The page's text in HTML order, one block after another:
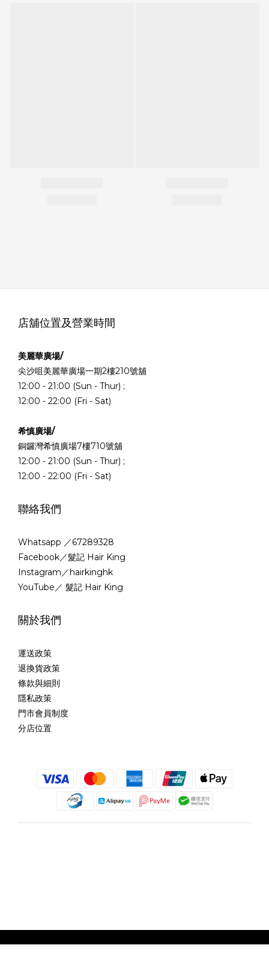
店舖位置及營業時間
美麗華廣場/
尖沙咀美麗華廣場一期2樓210號舖
12:00 - 21:00 (Sun - Thur) ;
12:00 - 22:00 (Fri - Sat)
希慎廣場/
銅鑼灣希慎廣場7樓710號舖
12:00 - 21:00 (Sun - Thur) ;
12:00 - 22:00 (Fri - Sat)
聯絡我們
Whatsapp ／67289328
Facebook／髮記 Hair King
Instagram／hairkinghk
YouTube／ 髮記 Hair King
關於我們
運送政策
退換貨政策
條款與細則
隱私政策
門市會員制度
分店位置